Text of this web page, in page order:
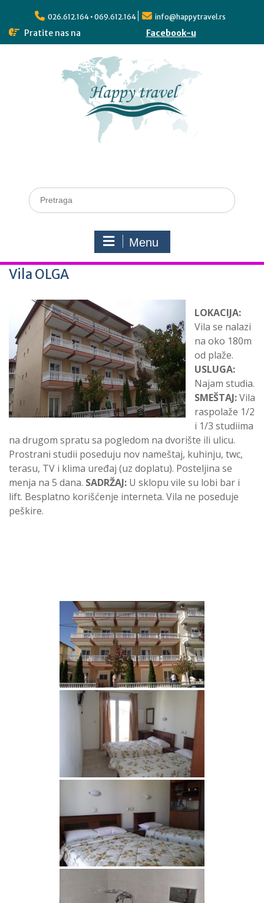
026.612.164 • 069.612.164 info@happytravel.rs
Pratite nas na Facebook-u
Menu
Vila OLGA
LOKACIJA:
Vila se nalazi
na oko 180m
od plaže.
USLUGA:
Najam studia.
SMEŠTAJ:Vila
raspolaže 1/2
i 1/3 studiima
na drugom spratu sa pogledom na dvorište ili ulicu.
Prostrani studii poseduju nov nameštaj, kuhinju, twc,
terasu, TV i klima uređaj (uz doplatu). Posteljina se
menja na 5 dana. SADRŽAJ: U sklopu vile su lobi bar i
lift. Besplatno korišćenje interneta. Vila ne poseduje
peškire.